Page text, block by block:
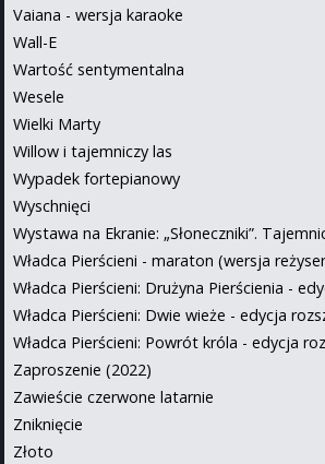
Vaiana - wersja karaoke
Wall-E
Wartość sentymentalna
Wesele
Wielki Marty
Willow i tajemniczy las
Wypadek fortepianowy
Wyschnięci
Wystawa na Ekranie: „Słoneczniki”.
Władca Pierścieni - maraton (wersja
Władca Pierścieni: Drużyna Pierścienia -
Władca Pierścieni: Dwie wieże - edycja
Władca Pierścieni: Powrót króla - edycja
Zaproszenie (2022)
Zawieście czerwone latarnie
Zniknięcie
Złoto